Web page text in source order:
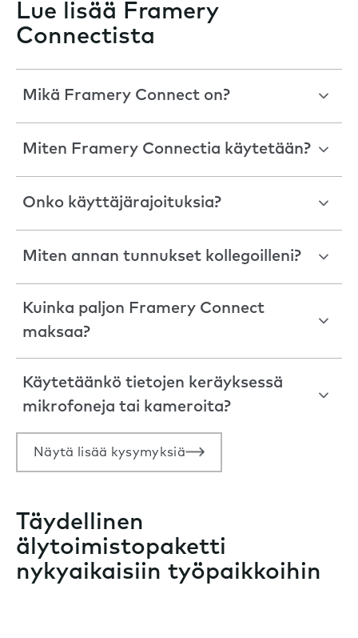
Lue lisää Framery
Connectista
Mikä Framery Connect on?
Miten Framery Connectia käytetään?
Onko käyttäjärajoituksia?
Miten annan tunnukset kollegoilleni?
Kuinka paljon Framery Connect
maksaa?
Käytetäänkö tietojen keräyksessä
mikrofoneja tai kameroita?
Näytä lisää kysymyksiä
Täydellinen
älytoimistopaketti
nykyaikaisiin työpaikkoihin